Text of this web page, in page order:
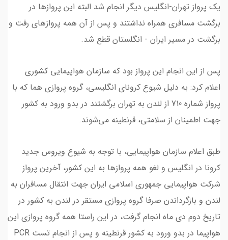
یک پرواز تهران-انگلیس دیگر انجام شد البته این پروازها در
برگشت مسافری همراه نداشتند و پس از آن همه پروازهای رفت و
برگشت در مسیر ایران - انگلستان قطع شد.
پس از این انجام این پرواز بود که سازمان هواپیمایی کشوری
اعلام کرد: به دلیل شیوع کرونای انگلیسی، گروه پروازی هما که با
پرواز شماره 710 از لندن به تهران برگشتند در بدو ورود به کشور
جهت اطمینان از سلامتی، قرنطینه می‌شوند.
‌طبق اعلام سازمان هواپیمایی، با توجه به شیوع ویروس جدید
کرونا در انگلیس و لغو همه پروازها به این کشور، آخرین پرواز
شرکت هواپیمایی جمهوری اسلامی ایران جهت انتقال مسافران به
لندن و بازگرداندن صرفا گروه پروازی مستقر در لندن به کشور در
تاریخ دوم دی ماه انجام گرفت، در این راستا‌ همه گروه پروازی این
هواپیما در بدو ورود به کشور قرنطینه و پس از انجام تست PCR